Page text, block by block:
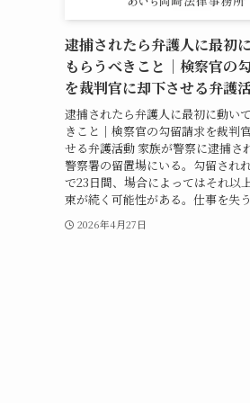
逮捕されたら弁護人に最初
もらうべきこと｜検察官の
を裁判官に却下させる弁護
逮捕されたら弁護人に最初に動い
きこと｜検察官の勾留請求を裁判
せる弁護活動 家族が警察に逮捕さ
警察署の留置場にいる。勾留され
で23日間、場合によってはそれ以
束が続く可能性がある。仕事を失
2026年4月27日